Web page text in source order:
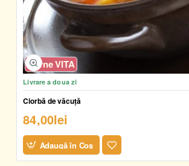
Carne VITA
Livrare a doua zi
Ciorbă de văcuță
84,00lei
Adaugă în Coş